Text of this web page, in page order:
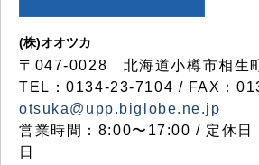
(株)オオツカ
〒047-0028 北海道小樽市相生
TEL：0134-23-7104 / FAX：
otsuka@upp.biglobe.ne.jp
営業時間：8:00〜17:00 / 定休日
日